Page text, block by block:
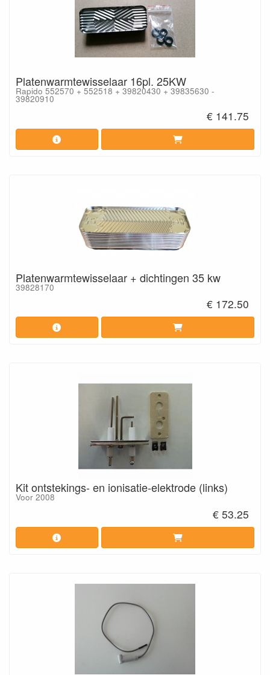
Platenwarmtewisselaar 16pl. 25KW
Rapido 552570 + 552518 + 39820430 + 39835630 -
39820910
€ 141.75
Platenwarmtewisselaar + dichtingen 35 kw
39828170
€ 172.50
Kit ontstekings- en ionisatie-elektrode (links)
Voor 2008
€ 53.25